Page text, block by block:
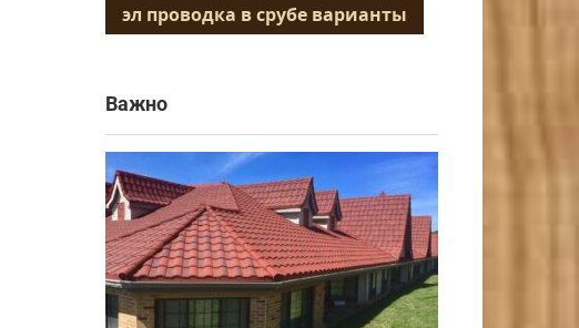
эл проводка в срубе варианты
Важно